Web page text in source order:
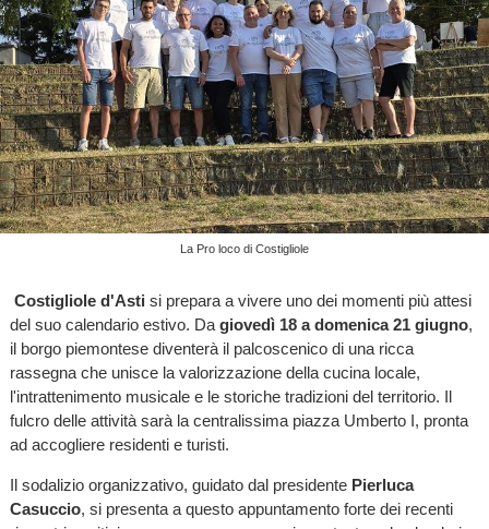
La Pro loco di Costigliole
Costigliole d'Asti si prepara a vivere uno dei momenti più attesi
del suo calendario estivo. Da giovedì 18 a domenica 21 giugno,
il borgo piemontese diventerà il palcoscenico di una ricca
rassegna che unisce la valorizzazione della cucina locale,
l'intrattenimento musicale e le storiche tradizioni del territorio. Il
fulcro delle attività sarà la centralissima piazza Umberto I, pronta
ad accogliere residenti e turisti.
Il sodalizio organizzativo, guidato dal presidente Pierluca
Casuccio, si presenta a questo appuntamento forte dei recenti